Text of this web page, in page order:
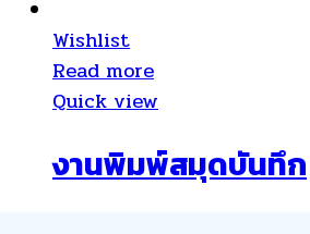
Wishlist
Read more
Quick view
งานพิมพ์สมุดบันทึก